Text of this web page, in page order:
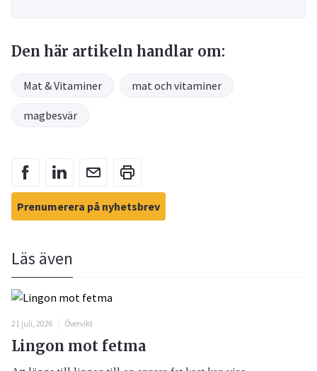
Den här artikeln handlar om:
Mat & Vitaminer mat och vitaminer
magbesvär
Prenumerera på nyhetsbrev
Läs även
21 juli, 2026 Övervikt
Lingon mot fetma